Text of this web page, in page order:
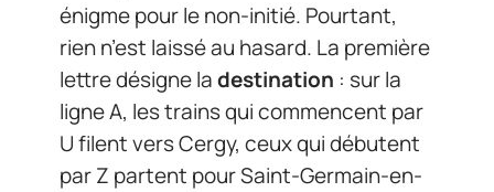
énigme pour le non-initié. Pourtant,
rien n’est laissé au hasard. La première
lettre désigne ladestination : sur la
ligne A, les trains qui commencent par
U filent vers Cergy, ceux qui débutent
par Z partent pour Saint-Germain-en-